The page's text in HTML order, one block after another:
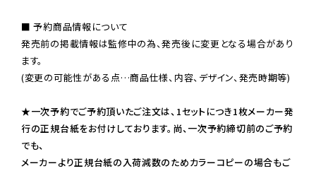
■ 予約商品情報について
発売前の掲載情報は監修中の為、発売後に変更となる場合があり
ます。
(変更の可能性がある点…商品仕様、内容、デザイン、発売時期等)
★一次予約でご予約頂いたご注文は、1セットにつき1枚メーカー発
行の正規台紙をお付けしております。尚、一次予約締切前のご予約
でも、
メーカーより正規台紙の入荷減数のためカラーコピーの場合もご